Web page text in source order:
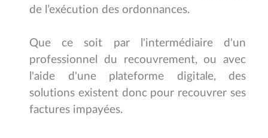
de l’exécution des ordonnances.
Que ce soit par l'intermédiaire d'un
professionnel du recouvrement, ou avec
l'aide d'une plateforme digitale, des
solutions existent donc pour recouvrer ses
factures impayées.